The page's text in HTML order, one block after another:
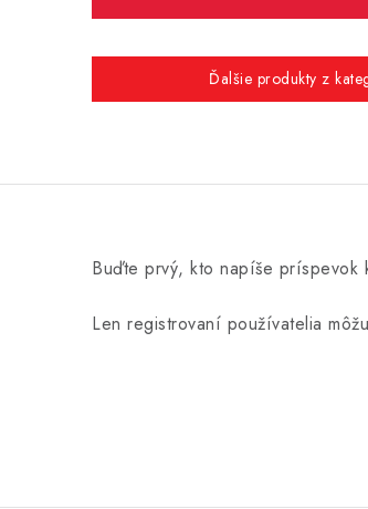
Ďalšie produkty z
Buďte prvý, kto napíše príspevok
Len registrovaní používatelia